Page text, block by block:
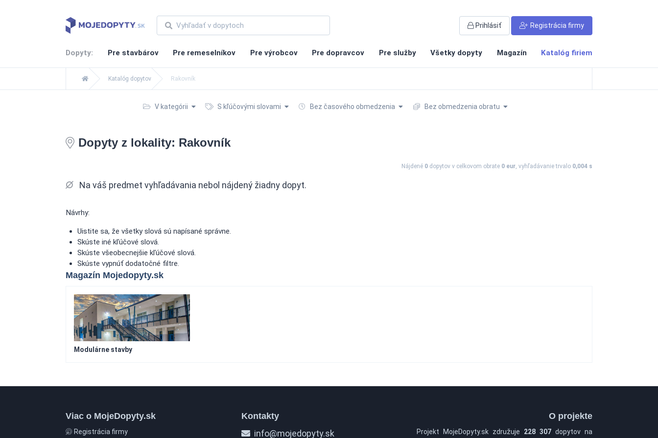
Prihlásiť Registrácia firmy
Dopyty: Pre stavbárov Pre remeselníkov Pre výrobcov Pre dopravcov Pre služby Všetky dopyty Magazín Katalóg firiem
Katalóg dopytov Rakovník
V kategórii S kľúčovými slovami Bez časového obmedzenia Bez obmedzenia obratu
Dopyty z lokality: Rakovník
Nájdené 0 dopytov v celkovom obrate 0 eur, vyhľadávanie trvalo 0,004 s
Na váš predmet vyhľadávania nebol nájdený žiadny dopyt.
Návrhy:
Uistite sa, že všetky slová sú napísané správne.
Skúste iné kľúčové slová.
Skúste všeobecnejšie kľúčové slová.
Skúste vypnúť dodatočné filtre.
Magazín Mojedopyty.sk
Modulárne stavby
Viac o MojeDopyty.sk
Registrácia firmy
Kontakty
info@mojedopyty.sk
O projekte
Projekt MojeDopyty.sk združuje 228 307 dopytov na